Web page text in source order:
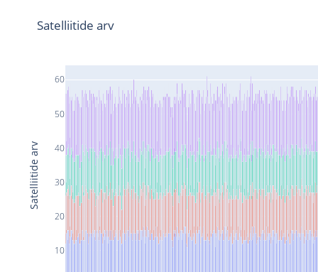
10
20
30
40
50
60
Satelliitide arv
Satelliitide arv